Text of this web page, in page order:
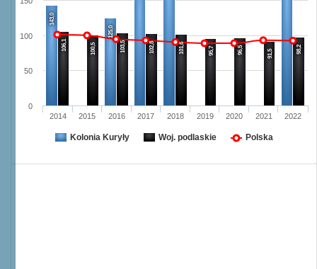
143,0
125,0
106,1 100,5 103,5 102,8 101,6 95,7 96,5 91,5 98,2
2014 2015 2016 2017 2018 2019 2020 2021 2022
0
50
100
Kolonia Kuryły Woj. podlaskie Polska